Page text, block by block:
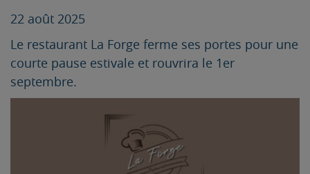
22 août 2025
Le restaurant La Forge ferme ses portes pour une
courte pause estivale et rouvrira le 1er
septembre.